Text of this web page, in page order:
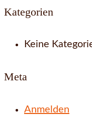
Kategorien
Keine
Meta
Anmelden